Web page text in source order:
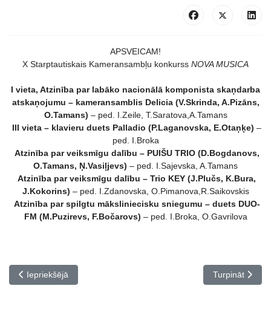
APSVEICAM!
X Starptautiskais Kameransambļu konkurss NOVA MUSICA
I vieta, Atzinība par labāko nacionālā komponista skaņdarba
atskaņojumu – kameransamblis Delicia (V.Skrinda, A.Pizāns,
O.Tamans) – ped. I.Zeile, T.Saratova,A.Tamans
III vieta – klavieru duets Palladio (P.Laganovska, E.Otaņķe) –
ped. I.Broka
Atzinība par veiksmīgu dalību – PUIŠU TRIO (D.Bogdanovs,
O.Tamans, Ņ.Vasiļjevs) – ped. I.Sajevska, A.Tamans
Atzinība par veiksmīgu dalību – Trio KEY (J.Plučs, K.Bura,
J.Kokorins) – ped. I.Zdanovska, O.Pimanova,R.Saikovskis
Atzinība par spilgtu māksliniecisku sniegumu – duets DUO-
FM (M.Puzirevs, F.Bočarovs) – ped. I.Broka, O.Gavrilova
Iepriekšējais raksts: Ziemas fantāzijas
Iepriekšējā Nākamais
Turpināt